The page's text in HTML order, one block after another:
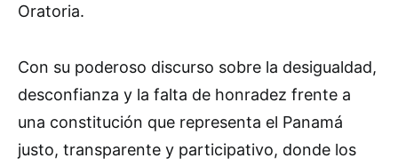
Oratoria.
Con su poderoso discurso sobre la desigualdad,
desconfianza y la falta de honradez frente a
una constitución que representa el Panamá
justo, transparente y participativo, donde los